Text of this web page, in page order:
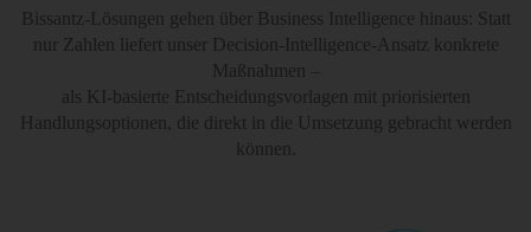
Bissantz-Lösungen gehen über Business Intelligence hinaus: Statt
nur Zahlen liefert unser Decision-Intelligence-Ansatz konkrete
Maßnahmen –
als KI-basierte Entscheidungsvorlagen mit priorisierten
Handlungsoptionen, die direkt in die Umsetzung gebracht werden
können.